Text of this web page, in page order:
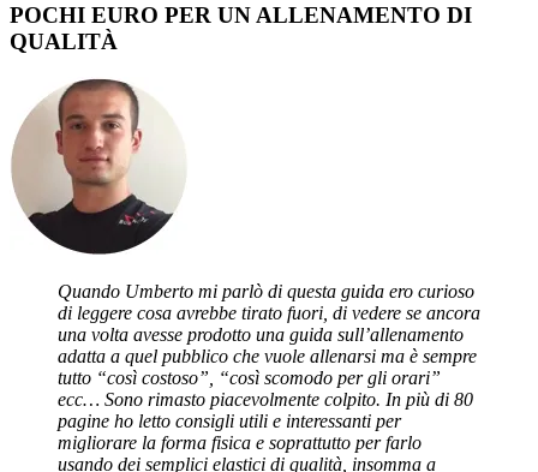
POCHI EURO PER UN ALLENAMENTO DI
QUALITÀ
Quando Umberto mi parlò di questa guida ero curioso
di leggere cosa avrebbe tirato fuori, di vedere se ancora
una volta avesse prodotto una guida sull’allenamento
adatta a quel pubblico che vuole allenarsi ma è sempre
tutto “così costoso”, “così scomodo per gli orari”
ecc… Sono rimasto piacevolmente colpito. In più di 80
pagine ho letto consigli utili e interessanti per
migliorare la forma fisica e soprattutto per farlo
usando dei semplici elastici di qualità, insomma a